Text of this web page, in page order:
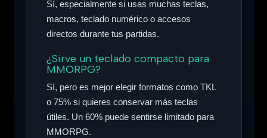
Sí, especialmente si usas muchas teclas,
macros, teclado numérico o accesos
directos durante tus partidas.
¿Sirve un teclado compacto para
MMORPG?
Sí, pero es mejor elegir formatos como TKL
o 75% si quieres conservar más teclas
útiles. Un 60% puede sentirse limitado para
MMORPG.